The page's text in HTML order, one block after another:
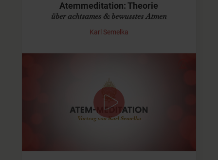
Atemmeditation: Theorie
über achtsames & bewusstes Atmen
Karl Semelka
Atemarbeit
Dieses Video ist die Einführung zu einer Reihe von
Atemmeditationen. Du erfährst darin sowohl theoretische
Hintergründe zur Macht unseres Atems, als auch…